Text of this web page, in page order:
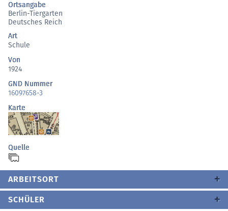
Ortsangabe
Berlin-Tiergarten
Deutsches Reich
Art
Schule
Von
1924
GND Nummer
16097658-3
Karte
Quelle
ARBEITSORT
SCHÜLER